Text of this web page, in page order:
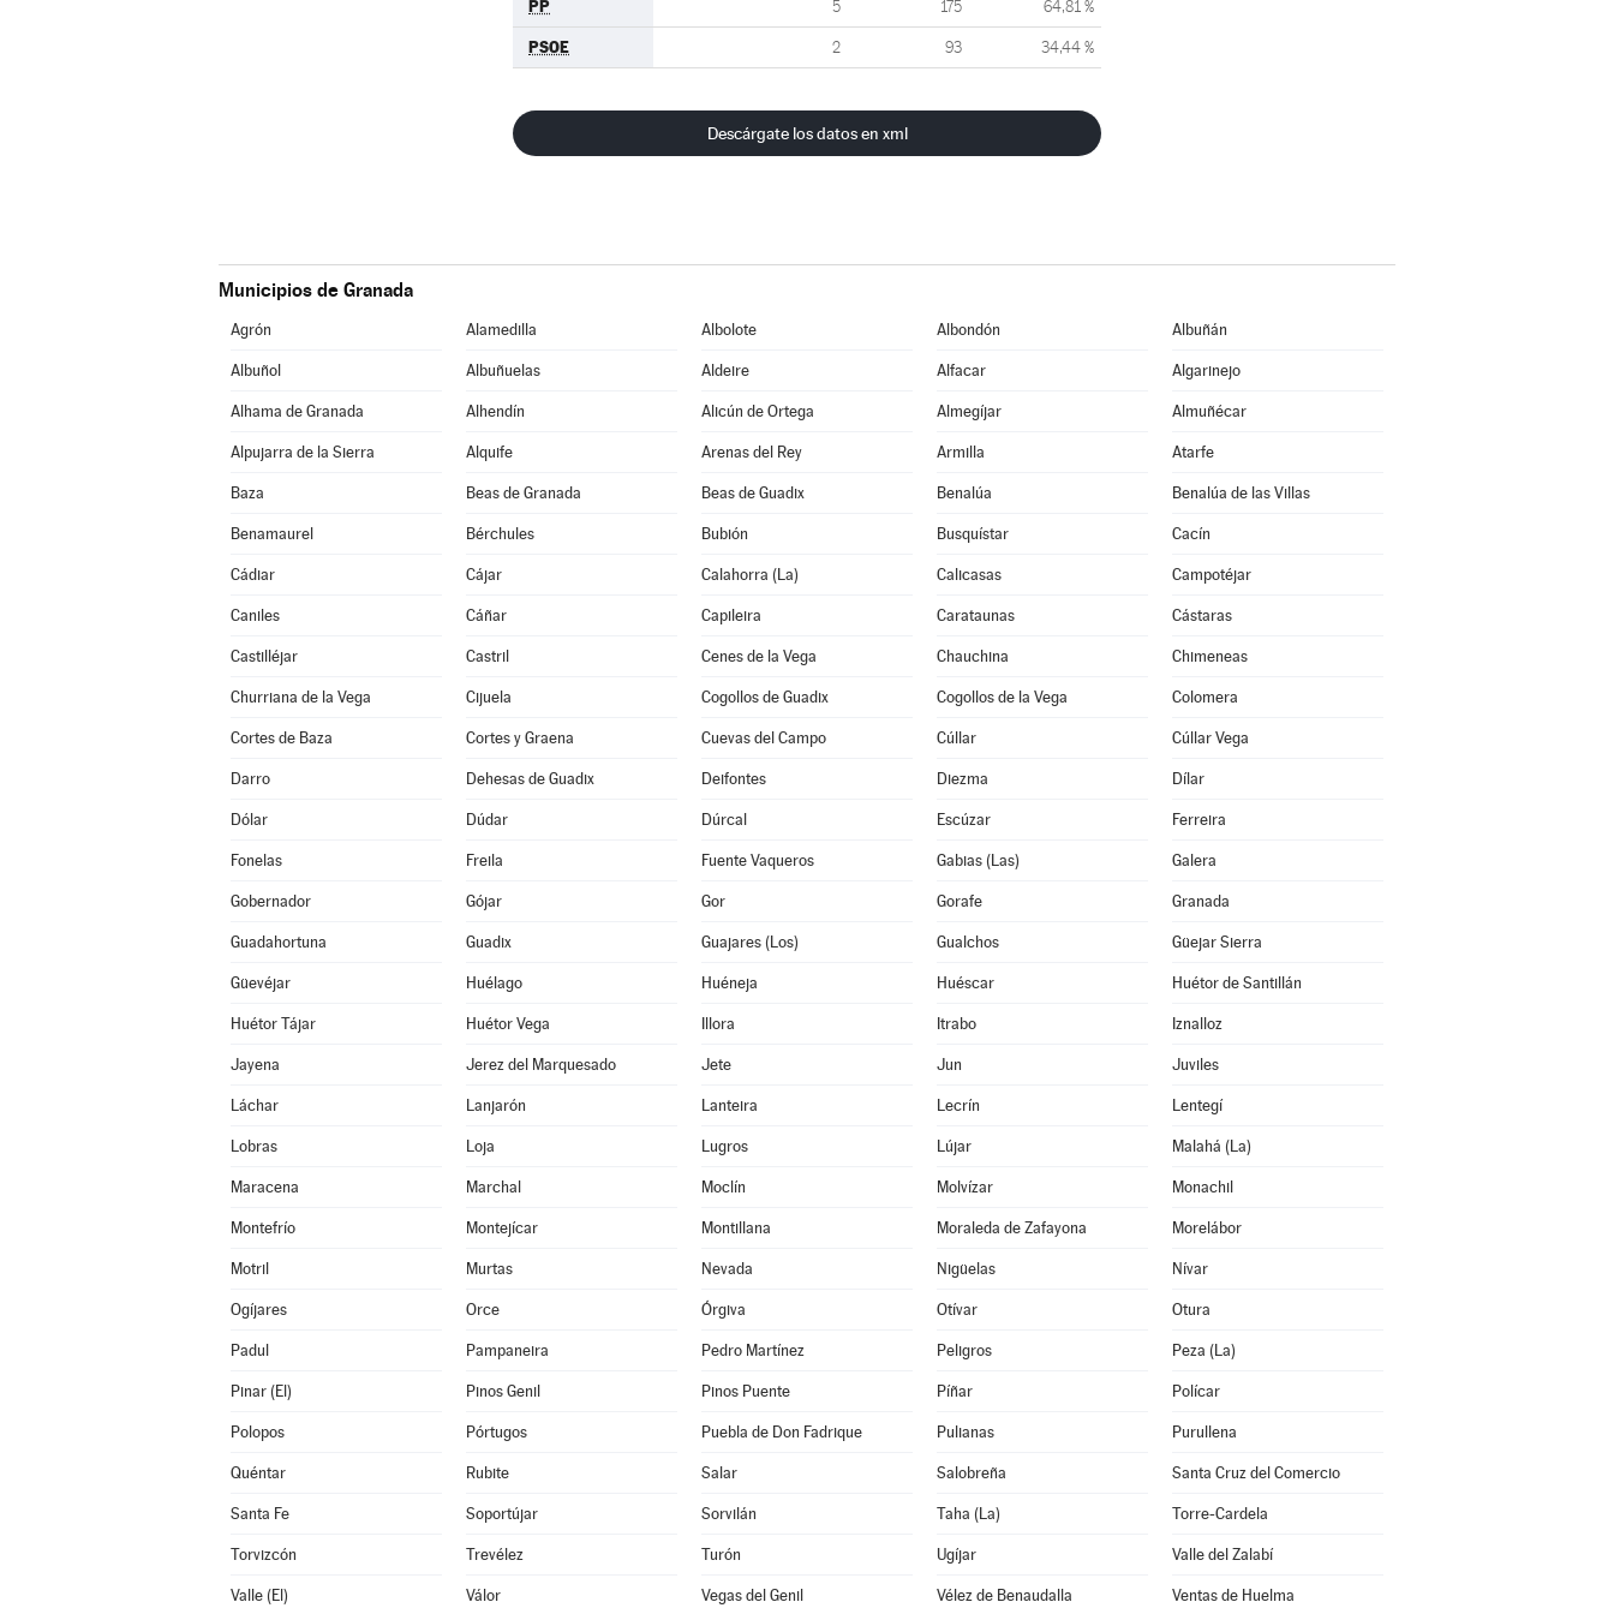
PP 5 175 64,81 %
PSOE 2 93 34,44 %
Descárgate los datos en xml
Municipios de Granada
Agrón Alamedilla Albolote Albondón Albuñán
Albuñol Albuñuelas Aldeire Alfacar Algarinejo
Alhama de Granada Alhendín Alicún de Ortega Almegíjar Almuñécar
Alpujarra de la Sierra Alquife Arenas del Rey Armilla Atarfe
Baza Beas de Granada Beas de Guadix Benalúa Benalúa de las Villas
Benamaurel Bérchules Bubión Busquístar Cacín
Cádiar Cájar Calahorra (La) Calicasas Campotéjar
Caniles Cáñar Capileira Carataunas Cástaras
Castilléjar Castril Cenes de la Vega Chauchina Chimeneas
Churriana de la Vega Cijuela Cogollos de Guadix Cogollos de la Vega Colomera
Cortes de Baza Cortes y Graena Cuevas del Campo Cúllar Cúllar Vega
Darro Dehesas de Guadix Deifontes Diezma Dílar
Dólar Dúdar Dúrcal Escúzar Ferreira
Fonelas Freila Fuente Vaqueros Gabias (Las) Galera
Gobernador Gójar Gor Gorafe Granada
Guadahortuna Guadix Guajares (Los) Gualchos Güejar Sierra
Güevéjar Huélago Huéneja Huéscar Huétor de Santillán
Huétor Tájar Huétor Vega Illora Itrabo Iznalloz
Jayena Jerez del Marquesado Jete Jun Juviles
Láchar Lanjarón Lanteira Lecrín Lentegí
Lobras Loja Lugros Lújar Malahá (La)
Maracena Marchal Moclín Molvízar Monachil
Montefrío Montejícar Montillana Moraleda de Zafayona Morelábor
Motril Murtas Nevada Nigüelas Nívar
Ogíjares Orce Órgiva Otívar Otura
Padul Pampaneira Pedro Martínez Peligros Peza (La)
Pinar (El) Pinos Genil Pinos Puente Píñar Polícar
Polopos Pórtugos Puebla de Don Fadrique Pulianas Purullena
Quéntar Rubite Salar Salobreña Santa Cruz del Comercio
Santa Fe Soportújar Sorvilán Taha (La) Torre-Cardela
Torvizcón Trevélez Turón Ugíjar Valle del Zalabí
Valle (El) Válor Vegas del Genil Vélez de Benaudalla Ventas de Huelma